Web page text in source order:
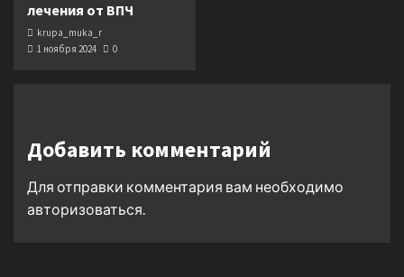
лечения от ВПЧ
krupa_muka_r
1 ноября 2024
0
Добавить комментарий
Для отправки комментария вам необходимо
авторизоваться.